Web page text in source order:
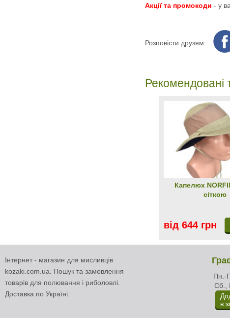
Акції та промокоди - у
Розповісти друзям:
Рекомендовані
Капелюх
сіткою
від 644 грн
Інтернет - магазин для мисливців
kozaki.com.ua. Пошук та замовлення
товарів для полювання і риболовлі.
Доставка по Україні.
Пн.-
Сб.,
в